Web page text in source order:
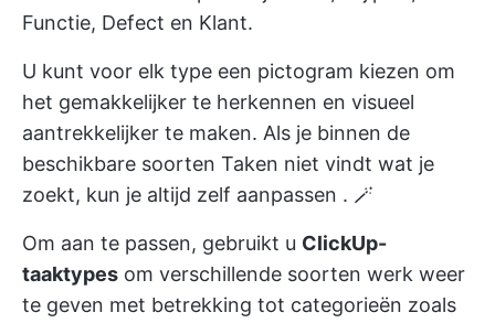
Functie, Defect en Klant.
U kunt voor elk type een pictogram kiezen om
het gemakkelijker te herkennen en visueel
aantrekkelijker te maken. Als je binnen de
beschikbare soorten Taken niet vindt wat je
zoekt, kun je altijd zelf aanpassen . 🪄
Om aan te passen, gebruikt u ClickUp-
taaktypes om verschillende soorten werk weer
te geven met betrekking tot categorieën zoals